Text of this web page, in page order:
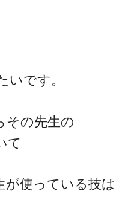
いです。
の先生の
て
使っている技は